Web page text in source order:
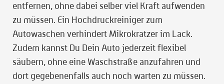
entfernen, ohne dabei selber viel Kraft aufwenden
zu müssen. Ein Hochdruckreiniger zum
Autowaschen verhindert Mikrokratzer im Lack.
Zudem kannst Du Dein Auto jederzeit flexibel
säubern, ohne eine Waschstraße anzufahren und
dort gegebenenfalls auch noch warten zu müssen.